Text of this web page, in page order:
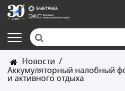
Новости /
Аккумуляторный налобный
и активного отдыха